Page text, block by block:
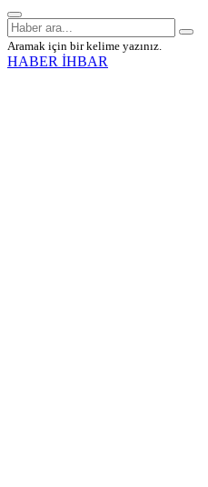
Aramak için bir kelime yazınız.
HABER İHBAR